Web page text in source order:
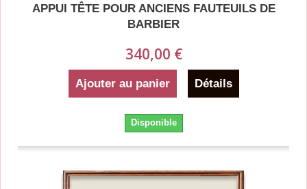
APPUI TÊTE POUR ANCIENS FAUTEUILS DE
BARBIER
340,00 €
Ajouter au panier Détails
Disponible